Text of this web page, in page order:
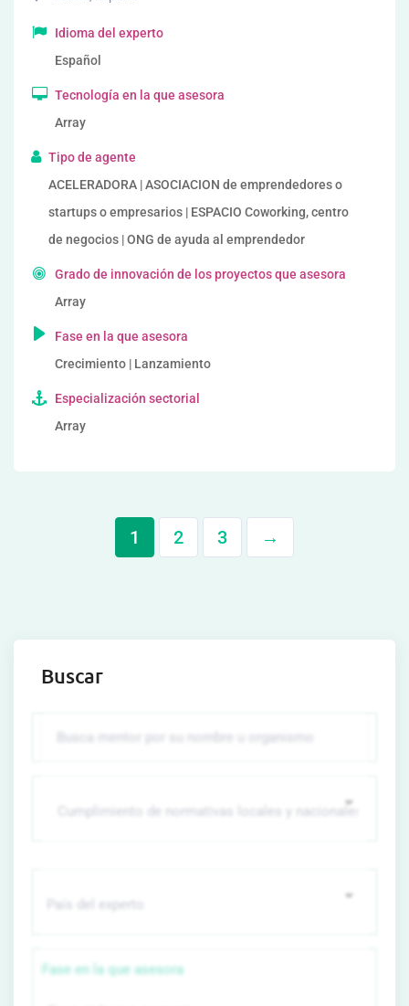
Idioma del experto
Español
Tecnología en la que asesora
Array
Tipo de agente
ACELERADORA | ASOCIACION de emprendedores o
startups o empresarios | ESPACIO Coworking, centro
de negocios | ONG de ayuda al emprendedor
Grado de innovación de los proyectos que asesora
Array
Fase en la que asesora
Crecimiento | Lanzamiento
Especialización sectorial
Array
1 2 3 →
Buscar
Fase en la que asesora